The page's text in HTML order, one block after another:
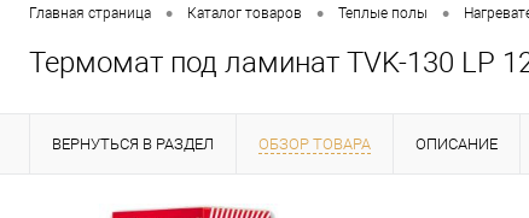
Главная страница • Каталог товаров • Теплые полы •
Термомат под ламинат TVK-130 LP
ВЕРНУТЬСЯ В РАЗДЕЛ ОБЗОР ТОВАРА ОПИСАНИЕ